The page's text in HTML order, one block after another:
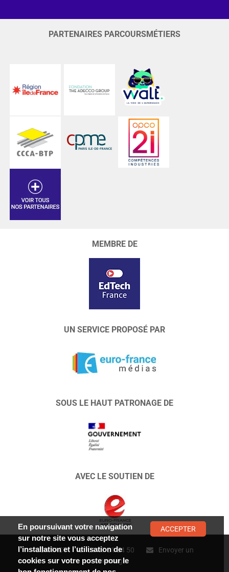
PARTENAIRES PARCOURSMÉTIERS
MEMBRE DE
UN SERVICE PROPOSÉ PAR
SOUS LE HAUT PATRONAGE DE
AVEC LE SOUTIEN DE
CONTACT : 01 47 01 34 50
Envoyer un
message
En poursuivant votre navigation
sur notre site vous acceptez
l’installation et l’utilisation de
cookies sur votre poste pour le
ACCEPTER